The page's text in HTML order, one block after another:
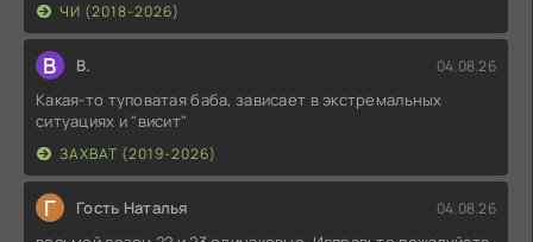
ЧИ (2018-2026)
В В. 04.08.26
Какая-то туповатая баба, зависает в экстремальных
ситуациях и "висит"
ЗАХВАТ (2019-2026)
Г Гость Наталья 04.08.26